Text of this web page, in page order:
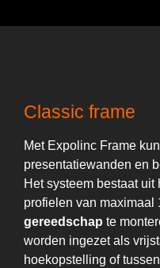
Classic frame
Met Expolinc Frame
presentatiewanden en
Het systeem bestaat
profielen van maximaal
gereedschap te
worden ingezet als
hoekopstelling of